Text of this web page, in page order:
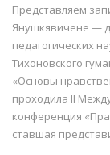
Представляем
Янушкявичене —
педагогических
Тихоновского
«Основы
проходила II
конференция
ставшая